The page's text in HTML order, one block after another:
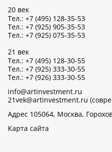
20 век
Тел.: +7 (495) 128-35-53
Тел.: +7 (925) 905-35-53
Тел.: +7 (925) 075-35-53
21 век
Тел.: +7 (495) 128-30-55
Тел.: +7 (925) 333-30-55
Тел.: +7 (926) 333-30-55
info@artinvestment.ru
21vek@artinvestment.ru
Адрес 105064, Москва,
Карта сайта